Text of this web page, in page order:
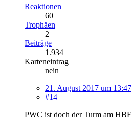
Reaktionen
60
Trophäen
2
Beiträge
1.934
Karteneintrag
nein
21. August 2017 um 13:47
#14
PWC ist doch der Turm am HBF